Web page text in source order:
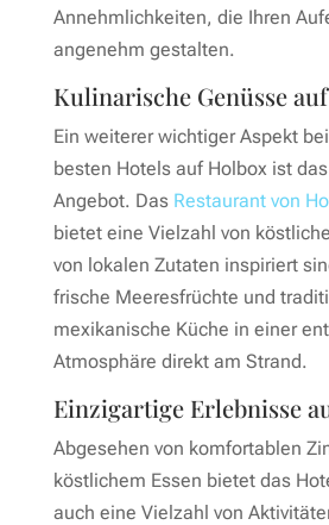
Annehmlichkeiten, die Ihren
angenehm gestalten.
Kulinarische Genüsse
Ein weiterer wichtiger Aspekt
besten Hotels auf Holbox ist
Angebot. Das Restaurant von
bietet eine Vielzahl von
von lokalen Zutaten inspiriert
frische Meeresfrüchte und
mexikanische Küche in einer
Atmosphäre direkt am Strand.
Einzigartige Erlebnisse
Abgesehen von komfortablen
köstlichem Essen bietet das
auch eine Vielzahl von